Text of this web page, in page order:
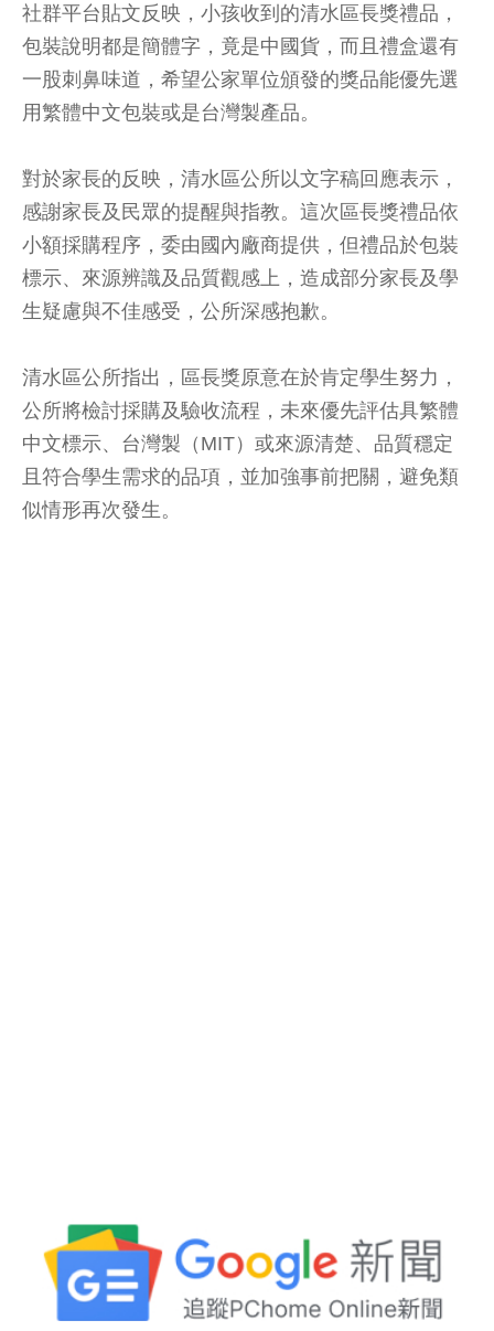
社群平台貼文反映，小孩收到的清水區長獎禮品，
包裝說明都是簡體字，竟是中國貨，而且禮盒還有
一股刺鼻味道，希望公家單位頒發的獎品能優先選
用繁體中文包裝或是台灣製產品。
對於家長的反映，清水區公所以文字稿回應表示，
感謝家長及民眾的提醒與指教。這次區長獎禮品依
小額採購程序，委由國內廠商提供，但禮品於包裝
標示、來源辨識及品質觀感上，造成部分家長及學
生疑慮與不佳感受，公所深感抱歉。
清水區公所指出，區長獎原意在於肯定學生努力，
公所將檢討採購及驗收流程，未來優先評估具繁體
中文標示、台灣製（MIT）或來源清楚、品質穩定
且符合學生需求的品項，並加強事前把關，避免類
似情形再次發生。